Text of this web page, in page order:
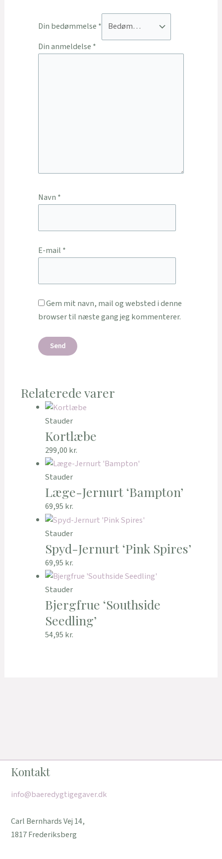
Din bedømmelse *
Din anmeldelse *
Navn *
E-mail *
Gem mit navn, mail og websted i denne
browser til næste gang jeg kommenterer.
Relaterede varer
Stauder
Kortlæbe
299,00 kr.
Stauder
Læge-Jernurt ‘Bampton’
69,95 kr.
Stauder
Spyd-Jernurt ‘Pink Spires’
69,95 kr.
Stauder
Bjergfrue ‘Southside
Seedling’
54,95 kr.
Kontakt
info@baeredygtigegaver.dk
Carl Bernhards Vej 14,
1817 Frederiksberg